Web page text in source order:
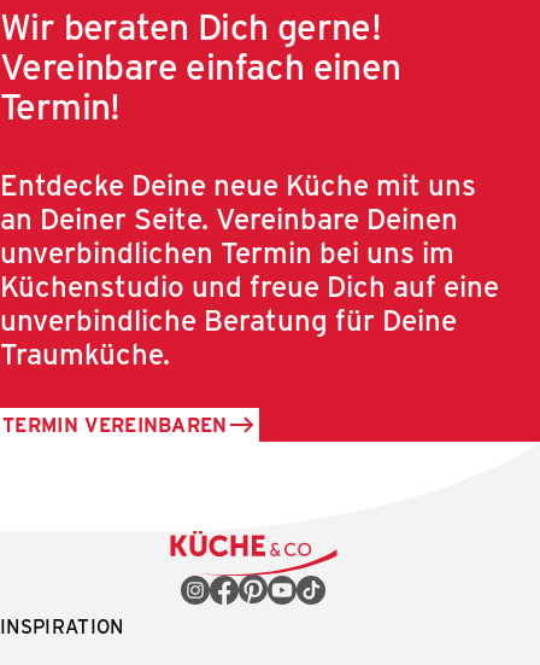
Wir beraten Dich gerne!
Vereinbare einfach einen
Termin!
Entdecke Deine neue Küche mit uns
an Deiner Seite. Vereinbare Deinen
unverbindlichen Termin bei uns im
Küchenstudio und freue Dich auf eine
unverbindliche Beratung für Deine
Traumküche.
TERMIN VEREINBAREN
INSPIRATION